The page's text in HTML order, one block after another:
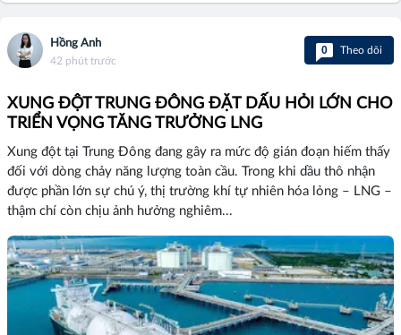
Hồng Anh
42 phút trước
0 Theo dõi
XUNG ĐỘT TRUNG ĐÔNG ĐẶT DẤU HỎI LỚN CHO
TRIỂN VỌNG TĂNG TRƯỞNG LNG
Xung đột tại Trung Đông đang gây ra mức độ gián đoạn hiếm thấy
đối với dòng chảy năng lượng toàn cầu. Trong khi dầu thô nhận
được phần lớn sự chú ý, thị trường khí tự nhiên hóa lỏng – LNG –
thậm chí còn chịu ảnh hưởng nghiêm...